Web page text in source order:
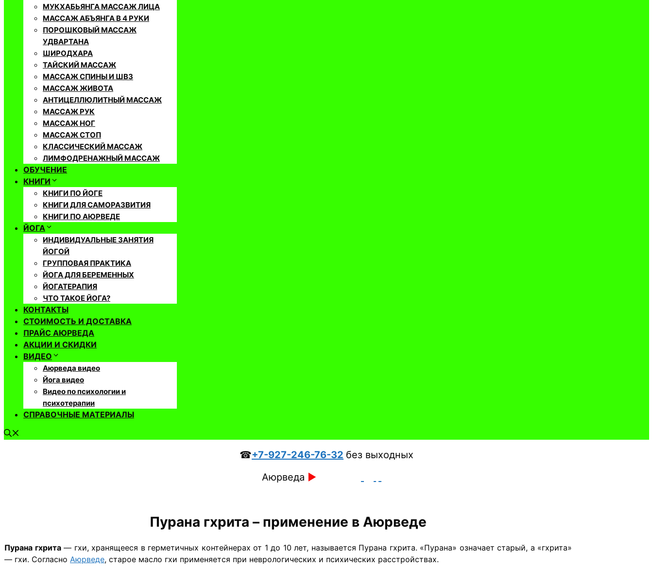
МУКХАБЬЯНГА МАССАЖ ЛИЦА
МАССАЖ АБЪЯНГА В 4 РУКИ
ПОРОШКОВЫЙ МАССАЖ
УДВАРТАНА
ШИРОДХАРА
ТАЙСКИЙ МАССАЖ
МАССАЖ СПИНЫ И ШВЗ
МАССАЖ ЖИВОТА
АНТИЦЕЛЛЮЛИТНЫЙ МАССАЖ
МАССАЖ РУК
МАССАЖ НОГ
МАССАЖ СТОП
КЛАССИЧЕСКИЙ МАССАЖ
ЛИМФОДРЕНАЖНЫЙ МАССАЖ
ОБУЧЕНИЕ
КНИГИ
КНИГИ ПО ЙОГЕ
КНИГИ ДЛЯ САМОРАЗВИТИЯ
КНИГИ ПО АЮРВЕДЕ
ЙОГА
ИНДИВИДУАЛЬНЫЕ ЗАНЯТИЯ
ЙОГОЙ
ГРУППОВАЯ ПРАКТИКА
ЙОГА ДЛЯ БЕРЕМЕННЫХ
ЙОГАТЕРАПИЯ
ЧТО ТАКОЕ ЙОГА?
КОНТАКТЫ
СТОИМОСТЬ И ДОСТАВКА
ПРАЙС АЮРВЕДА
АКЦИИ И СКИДКИ
ВИДЕО
Аюрведа видео
Йога видео
Видео по психологии и
психотерапии
СПРАВОЧНЫЕ МАТЕРИАЛЫ
☎+7-927-246-76-32 без выходных
Аюрведа ►
Пурана гхрита – применение в Аюрведе
Пурана гхрита— гхи, хранящееся в герметичных контейнерах от 1 до 10 лет, называется Пурана гхрита. «Пурана» означает старый, а «гхрита»
— гхи. Согласно Аюрведе, старое масло гхи применяется при неврологических и психических расстройствах.